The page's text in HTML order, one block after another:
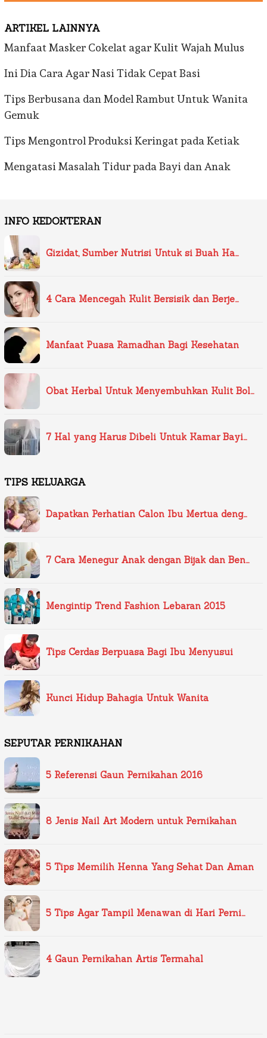
ARTIKEL LAINNYA
Manfaat Masker Cokelat agar Kulit Wajah Mulus
Ini Dia Cara Agar Nasi Tidak Cepat Basi
Tips Berbusana dan Model Rambut Untuk Wanita
Gemuk
Tips Mengontrol Produksi Keringat pada Ketiak
Mengatasi Masalah Tidur pada Bayi dan Anak
INFO KEDOKTERAN
Gizidat, Sumber Nutrisi Untuk si Buah Ha…
4 Cara Mencegah Kulit Bersisik dan Berje…
Manfaat Puasa Ramadhan Bagi Kesehatan
Obat Herbal Untuk Menyembuhkan Kulit Bol…
7 Hal yang Harus Dibeli Untuk Kamar Bayi…
TIPS KELUARGA
Dapatkan Perhatian Calon Ibu Mertua deng…
7 Cara Menegur Anak dengan Bijak dan Ben…
Mengintip Trend Fashion Lebaran 2015
Tips Cerdas Berpuasa Bagi Ibu Menyusui
Kunci Hidup Bahagia Untuk Wanita
SEPUTAR PERNIKAHAN
5 Referensi Gaun Pernikahan 2016
8 Jenis Nail Art Modern untuk Pernikahan
5 Tips Memilih Henna Yang Sehat Dan Aman
5 Tips Agar Tampil Menawan di Hari Perni…
4 Gaun Pernikahan Artis Termahal